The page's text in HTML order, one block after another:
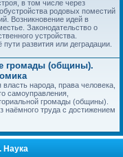
в том числе через
родовых поместий
Возникновение идей в
Законодательство о
устройства.
развития или деградации.
громады (общины).
народа, права человека,
самоуправления,
громады (общины).
наёмного труда с достижением
Наука